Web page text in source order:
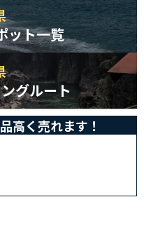
ット一覧
グルート
高く売れます！